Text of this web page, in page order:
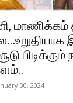
மாணிக்கம்
30, 2024